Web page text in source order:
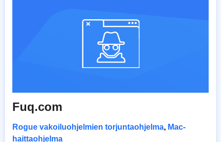
Fuq.com
Rogue vakoiluohjelmien torjuntaohjelma, Mac-
haittaohjelma